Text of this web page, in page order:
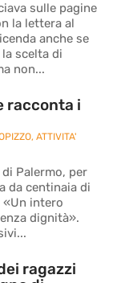
sulle pagine
la lettera al
anche se
scelta di
non...
racconta i
,ATTIVITA'
Palermo, per
da centinaia di
intero
dignità».
ragazzi